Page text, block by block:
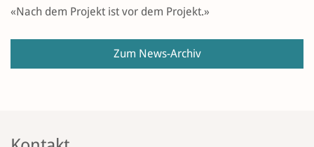
«Nach dem Projekt ist vor dem Projekt.»
Zum News-Archiv